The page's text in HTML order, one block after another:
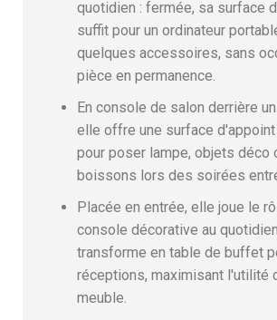
quotidien : fermée, sa surface
suffit pour un ordinateur
quelques accessoires, sans
pièce en permanence.
En console de salon derrière
elle offre une surface
pour poser lampe, objets déco
boissons lors des soirées
Placée en entrée, elle joue le
console décorative au
transforme en table de buffet
réceptions, maximisant l'utilité
meuble.